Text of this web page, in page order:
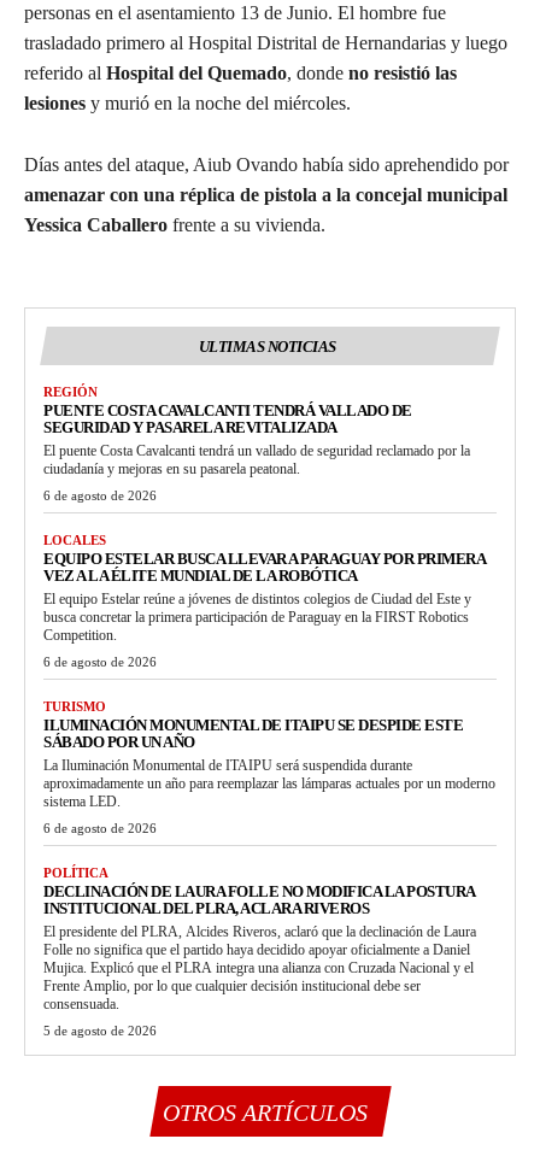
personas en el asentamiento 13 de Junio. El hombre fue
trasladado primero al Hospital Distrital de Hernandarias y luego
referido al Hospital del Quemado, donde no resistió las
lesiones y murió en la noche del miércoles.
Días antes del ataque, Aiub Ovando había sido aprehendido por
amenazar con una réplica de pistola a la concejal municipal
Yessica Caballero frente a su vivienda.
ULTIMAS NOTICIAS
REGIÓN
PUENTE COSTA CAVALCANTI TENDRÁ VALLADO DE
SEGURIDAD Y PASARELA REVITALIZADA
El puente Costa Cavalcanti tendrá un vallado de seguridad reclamado por la
ciudadanía y mejoras en su pasarela peatonal.
6 de agosto de 2026
LOCALES
EQUIPO ESTELAR BUSCA LLEVAR A PARAGUAY POR PRIMERA
VEZ A LA ÉLITE MUNDIAL DE LA ROBÓTICA
El equipo Estelar reúne a jóvenes de distintos colegios de Ciudad del Este y
busca concretar la primera participación de Paraguay en la FIRST Robotics
Competition.
6 de agosto de 2026
TURISMO
ILUMINACIÓN MONUMENTAL DE ITAIPU SE DESPIDE ESTE
SÁBADO POR UN AÑO
La Iluminación Monumental de ITAIPU será suspendida durante
aproximadamente un año para reemplazar las lámparas actuales por un moderno
sistema LED.
6 de agosto de 2026
POLÍTICA
DECLINACIÓN DE LAURA FOLLE NO MODIFICA LA POSTURA
INSTITUCIONAL DEL PLRA, ACLARA RIVEROS
El presidente del PLRA, Alcides Riveros, aclaró que la declinación de Laura
Folle no significa que el partido haya decidido apoyar oficialmente a Daniel
Mujica. Explicó que el PLRA integra una alianza con Cruzada Nacional y el
Frente Amplio, por lo que cualquier decisión institucional debe ser
consensuada.
5 de agosto de 2026
OTROS ARTÍCULOS